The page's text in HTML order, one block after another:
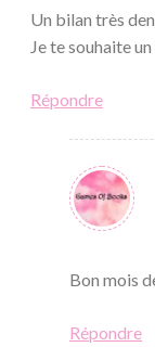
Un bilan très
Je te souhaite
Répondre
Bon mois
Répondre